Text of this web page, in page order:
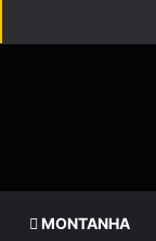
MONTANHA